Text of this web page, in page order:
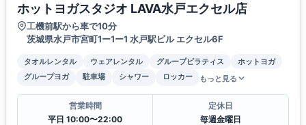
ホットヨガスタジオ LAVA水戸エクセル店
工機前駅から車で10分
茨城県水戸市宮町1ー1ー1 水戸駅ビル エクセル6F
タオルレンタル ウェアレンタル グループピラティス
ホットヨガ
グループヨガ
駐車場 シャワー ロッカー もっと見る
営業時間
平日 10:00〜22:00
定休日
毎週金曜日